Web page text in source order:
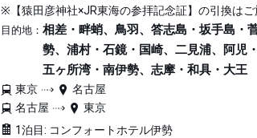
※【猿田彦神社×JR東海の参拝記念証】の引換は
目的地： 相差・畔蛸、鳥羽、答志島・坂手島・
勢、浦村・石鏡・国崎、二見浦、阿児
五ヶ所湾・南伊勢、志摩・和具・大王
東京
名古屋
名古屋
東京
1泊目: コンフォートホテル伊勢